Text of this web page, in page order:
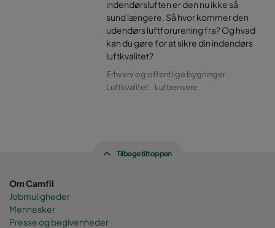
indendørsluften er den nu ikke så
sund længere. Så hvor kommer den
udendørs luftforurening fra? Og hvad
kan du gøre for at sikre din indendørs
luftkvalitet?
Erhverv og offentlige bygninger
Luftkvalitet
Luftrensere
Tilbage til toppen
Om Camfil
Jobmuligheder
Mennesker
Presse og begivenheder